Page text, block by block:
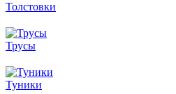
Толстовки
Трусы
Туники